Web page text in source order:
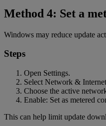
Method 4: Set a
Windows may reduce update
Steps
Open Settings.
Select Network &
Choose the active
Enable: Set as metered
This can help limit update